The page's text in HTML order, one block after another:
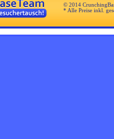
© 2014
* Alle Preise inkl.